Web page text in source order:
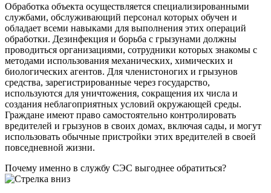
Обработка объекта осуществляется специализированными
службами, обслуживающий персонал которых обучен и
обладает всеми навыками для выполнения этих операций
обработки. Дезинфекция и борьба с грызунами должны
проводиться организациями, сотрудники которых знакомы с
методами использования механических, химических и
биологических агентов. Для членистоногих и грызунов
средства, зарегистрированные через государство,
используются для уничтожения, сокращения их числа и
создания неблагоприятных условий окружающей среды.
Граждане имеют право самостоятельно контролировать
вредителей и грызунов в своих домах, включая сады, и могут
использовать обычные пристройки этих вредителей в своей
повседневной жизни.
Почему именно в службу СЭС выгоднее обратиться?